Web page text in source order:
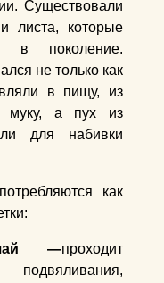
Существовали
листа, которые
в поколение.
не только как
в пищу, из
муку, а пух из
для набивки
как
чай —проходит